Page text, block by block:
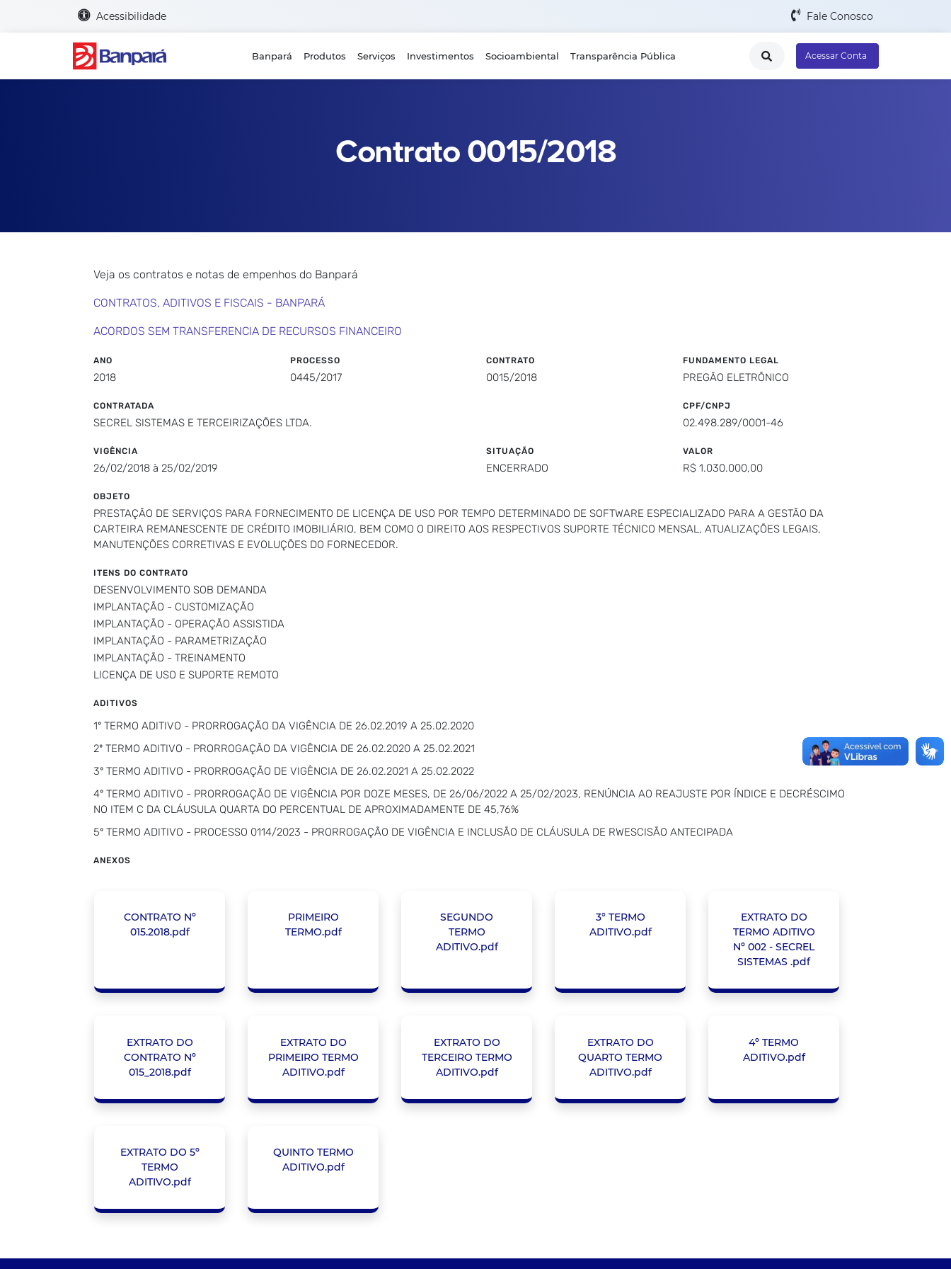
Acessibilidade Fale Conosco
Banpará Produtos Serviços Investimentos Socioambiental Transparência Pública Acessar Conta
Contrato 0015/2018
Veja os contratos e notas de empenhos do Banpará
CONTRATOS, ADITIVOS E FISCAIS - BANPARÁ
ACORDOS SEM TRANSFERENCIA DE RECURSOS FINANCEIRO
ANO
2018
PROCESSO
0445/2017
CONTRATO
0015/2018
FUNDAMENTO LEGAL
PREGÃO ELETRÔNICO
CONTRATADA
SECREL SISTEMAS E TERCEIRIZAÇÕES LTDA.
CPF/CNPJ
02.498.289/0001-46
VIGÊNCIA
26/02/2018 à 25/02/2019
SITUAÇÃO
ENCERRADO
VALOR
R$ 1.030.000,00
OBJETO
PRESTAÇÃO DE SERVIÇOS PARA FORNECIMENTO DE LICENÇA DE USO POR TEMPO DETERMINADO DE SOFTWARE ESPECIALIZADO PARA A GESTÃO DA
CARTEIRA REMANESCENTE DE CRÉDITO IMOBILIÁRIO, BEM COMO O DIREITO AOS RESPECTIVOS SUPORTE TÉCNICO MENSAL, ATUALIZAÇÕES LEGAIS,
MANUTENÇÕES CORRETIVAS E EVOLUÇÕES DO FORNECEDOR.
ITENS DO CONTRATO
DESENVOLVIMENTO SOB DEMANDA
IMPLANTAÇÃO - CUSTOMIZAÇÃO
IMPLANTAÇÃO - OPERAÇÃO ASSISTIDA
IMPLANTAÇÃO - PARAMETRIZAÇÃO
IMPLANTAÇÃO - TREINAMENTO
LICENÇA DE USO E SUPORTE REMOTO
ADITIVOS
1º TERMO ADITIVO - PRORROGAÇÃO DA VIGÊNCIA DE 26.02.2019 A 25.02.2020
2º TERMO ADITIVO - PRORROGAÇÃO DA VIGÊNCIA DE 26.02.2020 A 25.02.2021
3º TERMO ADITIVO - PRORROGAÇÃO DE VIGÊNCIA DE 26.02.2021 A 25.02.2022
4º TERMO ADITIVO - PRORROGAÇÃO DE VIGÊNCIA POR DOZE MESES, DE 26/06/2022 A 25/02/2023, RENÚNCIA AO REAJUSTE POR ÍNDICE E DECRÉSCIMO
NO ITEM C DA CLÁUSULA QUARTA DO PERCENTUAL DE APROXIMADAMENTE DE 45,76%
5º TERMO ADITIVO - PROCESSO 0114/2023 - PRORROGAÇÃO DE VIGÊNCIA E INCLUSÃO DE CLÁUSULA DE RWESCISÃO ANTECIPADA
ANEXOS
CONTRATO Nº
015.2018.pdf
PRIMEIRO
TERMO.pdf
SEGUNDO
TERMO
ADITIVO.pdf
3° TERMO
ADITIVO.pdf
EXTRATO DO
TERMO ADITIVO
Nº 002 - SECREL
SISTEMAS .pdf
EXTRATO DO
CONTRATO Nº
015_2018.pdf
EXTRATO DO
PRIMEIRO TERMO
ADITIVO.pdf
EXTRATO DO
TERCEIRO TERMO
ADITIVO.pdf
EXTRATO DO
QUARTO TERMO
ADITIVO.pdf
4º TERMO
ADITIVO.pdf
EXTRATO DO 5º
TERMO
ADITIVO.pdf
QUINTO TERMO
ADITIVO.pdf